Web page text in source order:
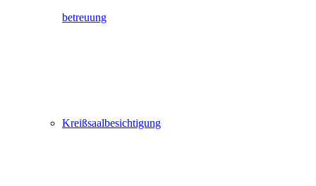
betreuung
Kreißsaalbesichtigung